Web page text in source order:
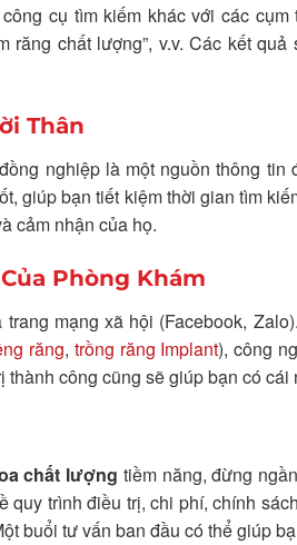
cụ tìm kiếm khác với các
răng chất lượng”, v.v. Các kết
Thân
nghiệp là một nguồn thông tin
giúp bạn tiết kiệm thời gian tìm
cảm nhận của họ.
Phòng Khám
mạng xã hội (Facebook,
răng, trồng răng Implant), công
công cũng sẽ giúp bạn có cái
chất lượng tiềm năng, đừng
trình điều trị, chi phí, chính
buổi tư vấn ban đầu có thể giúp